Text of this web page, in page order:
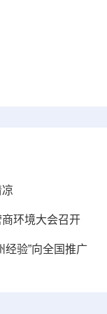
环境大会召开
经验”向全国推广